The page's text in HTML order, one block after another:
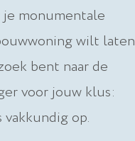
monumentale
wilt laten
bent naar de
voor jouw klus:
op.